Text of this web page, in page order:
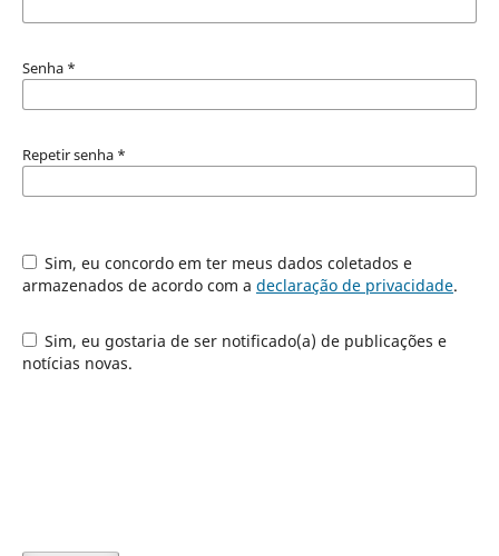
Senha *
Repetir senha *
Sim, eu concordo em ter meus dados coletados e
armazenados de acordo com a declaração de privacidade.
Sim, eu gostaria de ser notificado(a) de publicações e
notícias novas.